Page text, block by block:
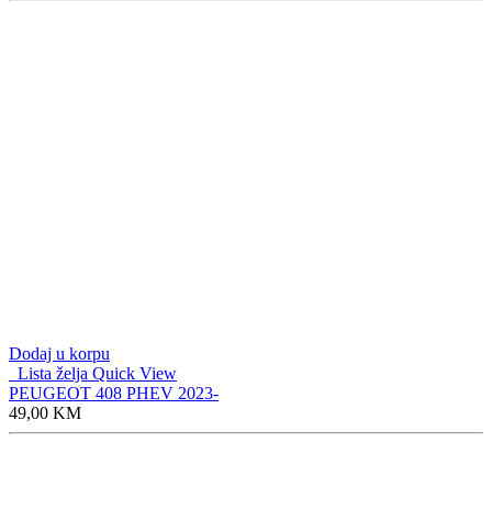
Dodaj u korpu
Lista želja Quick View
PEUGEOT 408 PHEV 2023-
49,00 KM